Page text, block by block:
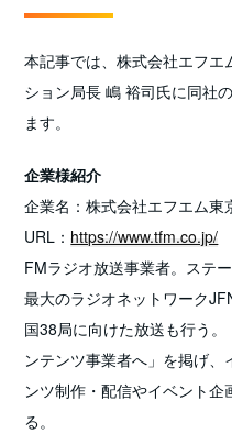
本記事では、株式会社エフ
ション局長 嶋 裕司氏に同社
ます。
企業様紹介
企業名：株式会社エフエム東
URL：https://www.tfm.co.jp/
FMラジオ放送事業者。ステ
最大のラジオネットワーク
国38局に向けた放送も行う
ンテンツ事業者へ」を掲げ
ンツ制作・配信やイベント
る。